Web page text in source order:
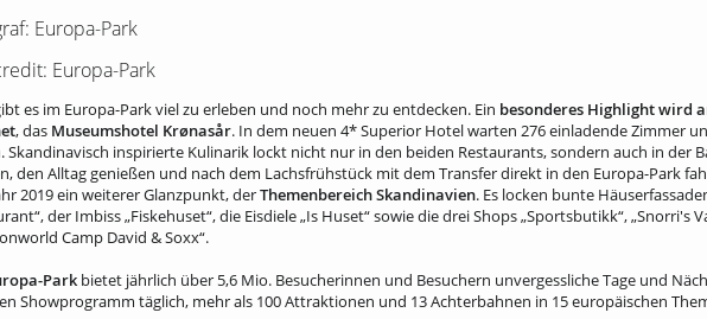
Europa-Park
Europa-Park
es im Europa-Park viel zu erleben und noch mehr zu entdecken. Ein besonderes Highlight wird
, das Museumshotel Krønasår. In dem neuen 4* Superior Hotel warten 276 einladende Zimmer
Skandinavisch inspirierte Kulinarik lockt nicht nur in den beiden Restaurants, sondern auch in der
den Alltag genießen und nach dem Lachsfrühstück mit dem Transfer direkt in den Europa-Park
2019 ein weiterer Glanzpunkt, derThemenbereich Skandinavien. Es locken bunte
der Imbiss „Fiskehuset“, die Eisdiele „Is Huset“ sowie die drei Shops „Sportsbutikk“, „Snorri's
Camp David & Soxx“.
Park bietet jährlich über 5,6 Mio. Besucherinnen und Besuchern unvergessliche Tage und
Showprogramm täglich, mehr als 100 Attraktionen und 13 Achterbahnen in 15 europäischen